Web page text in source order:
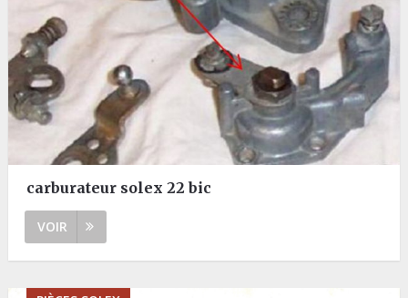
carburateur solex 22 bic
VOIR